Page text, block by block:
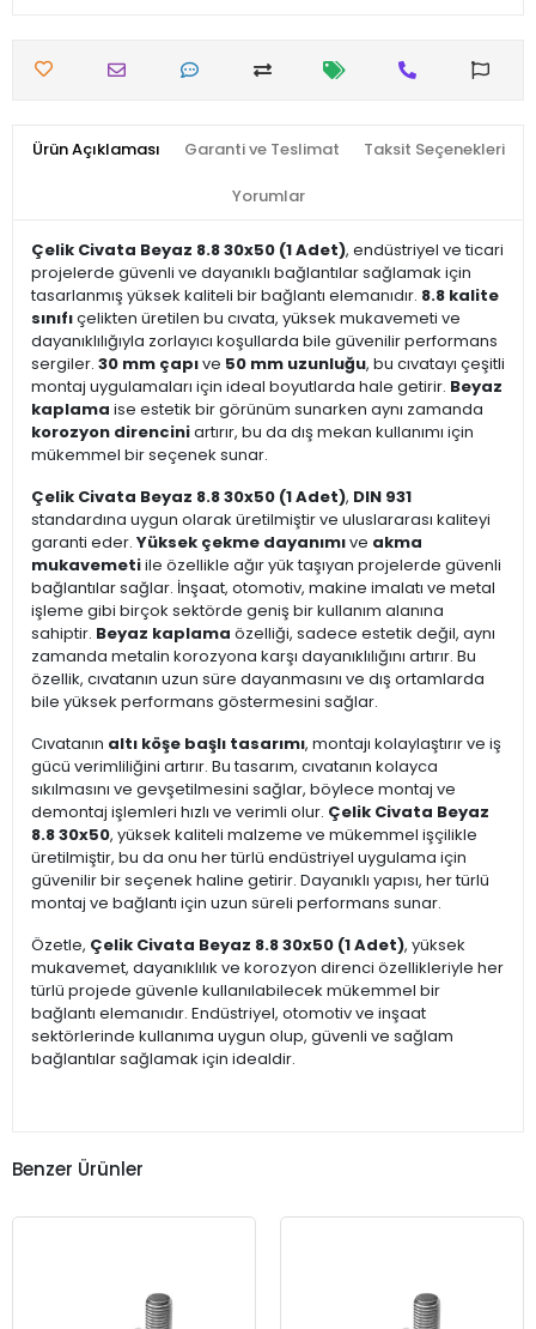
Ürün Açıklaması Garanti ve Teslimat Taksit Seçenekleri
Yorumlar
Çelik Civata Beyaz 8.8 30x50 (1 Adet), endüstriyel ve ticari
projelerde güvenli ve dayanıklı bağlantılar sağlamak için
tasarlanmış yüksek kaliteli bir bağlantı elemanıdır. 8.8 kalite
sınıfıçelikten üretilen bu cıvata, yüksek mukavemeti ve
dayanıklılığıyla zorlayıcı koşullarda bile güvenilir performans
sergiler. 30 mm çapıve 50 mm uzunluğu, bu cıvatayı çeşitli
montaj uygulamaları için ideal boyutlarda hale getirir. Beyaz
kaplama ise estetik bir görünüm sunarken aynı zamanda
korozyon direnciniartırır, bu da dış mekan kullanımı için
mükemmel bir seçenek sunar.
Çelik Civata Beyaz 8.8 30x50 (1 Adet), DIN 931
standardına uygun olarak üretilmiştir ve uluslararası kaliteyi
garanti eder. Yüksek çekme dayanımıve akma
mukavemetiile özellikle ağır yük taşıyan projelerde güvenli
bağlantılar sağlar. İnşaat, otomotiv, makine imalatı ve metal
işleme gibi birçok sektörde geniş bir kullanım alanına
sahiptir. Beyaz kaplama özelliği, sadece estetik değil, aynı
zamanda metalin korozyona karşı dayanıklılığını artırır. Bu
özellik, cıvatanın uzun süre dayanmasını ve dış ortamlarda
bile yüksek performans göstermesini sağlar.
Cıvatanın altı köşe başlı tasarımı, montajı kolaylaştırır ve iş
gücü verimliliğini artırır. Bu tasarım, cıvatanın kolayca
sıkılmasını ve gevşetilmesini sağlar, böylece montaj ve
demontaj işlemleri hızlı ve verimli olur. Çelik Civata Beyaz
8.8 30x50, yüksek kaliteli malzeme ve mükemmel işçilikle
üretilmiştir, bu da onu her türlü endüstriyel uygulama için
güvenilir bir seçenek haline getirir. Dayanıklı yapısı, her türlü
montaj ve bağlantı için uzun süreli performans sunar.
Özetle, Çelik Civata Beyaz 8.8 30x50 (1 Adet), yüksek
mukavemet, dayanıklılık ve korozyon direnci özellikleriyle her
türlü projede güvenle kullanılabilecek mükemmel bir
bağlantı elemanıdır. Endüstriyel, otomotiv ve inşaat
sektörlerinde kullanıma uygun olup, güvenli ve sağlam
bağlantılar sağlamak için idealdir.
Benzer Ürünler